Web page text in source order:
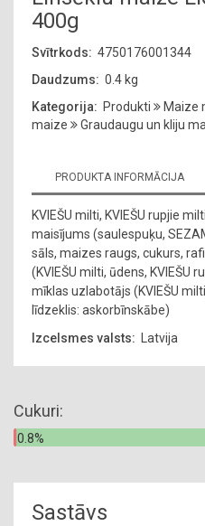
400g
Svītrkods: 4750176001344
Daudzums: 0.4 kg
Kategorija: Produkti Maize
maize
Graudaugu un kliju
PRODUKTA INFORMĀCIJA
KVIEŠU milti, KVIEŠU rupjie
maisījums (saulespuķu,
sāls, maizes raugs, cukurs,
(KVIEŠU milti, ūdens, KVIEŠU
mīklas uzlabotājs (KVIEŠU
līdzeklis: askorbīnskābe)
Izcelsmes valsts:
Latvija
Cukuri:
0.8%
Sastāvs